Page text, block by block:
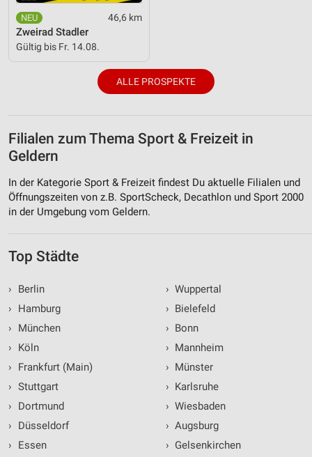
46,6 km
Zweirad Stadler
Gültig bis Fr. 14.08.
ALLE PROSPEKTE
Filialen zum Thema Sport & Freizeit in
Geldern
In der Kategorie Sport & Freizeit findest Du aktuelle Filialen und
Öffnungszeiten von z.B. SportScheck, Decathlon und Sport 2000
in der Umgebung vom Geldern.
Top Städte
›
Berlin
›
Hamburg
›
München
›
Köln
›
Frankfurt (Main)
› Stuttgart
›
Dortmund
›
Düsseldorf
›
Essen
› Wuppertal
› Bielefeld
› Bonn
› Mannheim
› Münster
› Karlsruhe
› Wiesbaden
› Augsburg
› Gelsenkirchen